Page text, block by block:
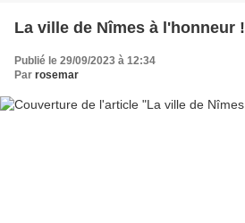
La ville de Nîmes à l'honneur !
Publié le 29/09/2023 à 12:34
Par rosemar